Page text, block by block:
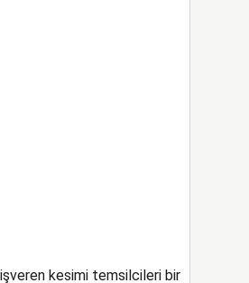
kesimi temsilcileri bir